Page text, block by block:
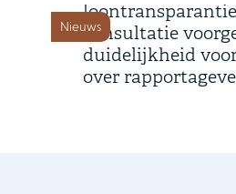
Nieuwsconsultatie
duidelijkheid
over